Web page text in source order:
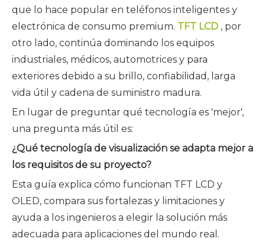
que lo hace popular en teléfonos inteligentes y
electrónica de consumo premium. TFT LCD , por
otro lado, continúa dominando los equipos
industriales, médicos, automotrices y para
exteriores debido a su brillo, confiabilidad, larga
vida útil y cadena de suministro madura.
En lugar de preguntar qué tecnología es 'mejor',
una pregunta más útil es:
¿Qué tecnología de visualización se adapta mejor a
los requisitos de su proyecto?
Esta guía explica cómo funcionan TFT LCD y
OLED, compara sus fortalezas y limitaciones y
ayuda a los ingenieros a elegir la solución más
adecuada para aplicaciones del mundo real.